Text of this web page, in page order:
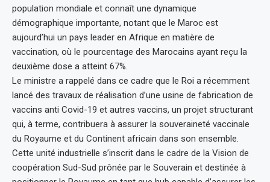
population mondiale et connaît une dynamique
démographique importante, notant que le Maroc est
aujourd’hui un pays leader en Afrique en matière de
vaccination, où le pourcentage des Marocains ayant reçu la
deuxième dose a atteint 67%.
Le ministre a rappelé dans ce cadre que le Roi a récemment
lancé des travaux de réalisation d’une usine de fabrication de
vaccins anti Covid-19 et autres vaccins, un projet structurant
qui, à terme, contribuera à assurer la souveraineté vaccinale
du Royaume et du Continent africain dans son ensemble.
Cette unité industrielle s’inscrit dans le cadre de la Vision de
coopération Sud-Sud prônée par le Souverain et destinée à